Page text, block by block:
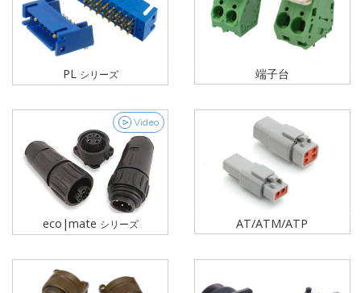
PL シリーズ 端子台
Video
eco|mate シリーズ AT/ATM/ATP